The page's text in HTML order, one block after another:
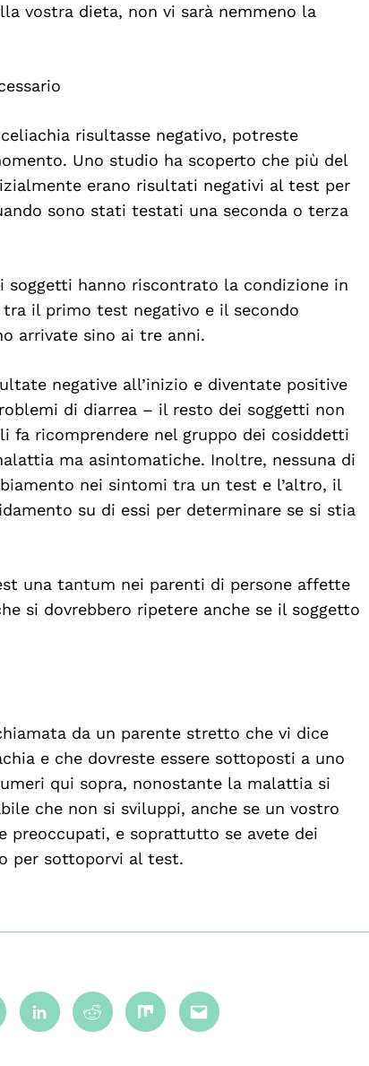
vostra dieta, non vi sarà nemmeno la
risultasse negativo, potreste
Uno studio ha scoperto che più del
erano risultati negativi al test per
sono stati testati una seconda o terza
hanno riscontrato la condizione in
il primo test negativo e il secondo
arrivate sino ai tre anni.
negative all’inizio e diventate positive
di diarrea – il resto dei soggetti non
fa ricomprendere nel gruppo dei cosiddetti
ma asintomatiche. Inoltre, nessuna di
nei sintomi tra un test e l’altro, il
su di essi per determinare se si stia
una tantum nei parenti di persone affette
si dovrebbero ripetere anche se il soggetto
da un parente stretto che vi dice
e che dovreste essere sottoposti a uno
qui sopra, nonostante la malattia si
che non si sviluppi, anche se un vostro
preoccupati, e soprattutto se avete dei
per sottoporvi al test.
LinkedinRedditMix Email